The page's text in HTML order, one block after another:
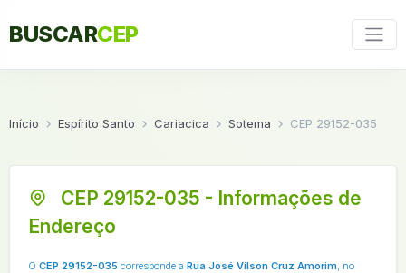
BUSCARCEP
Início Espírito Santo Cariacica Sotema CEP 29152-035
CEP 29152-035 - Informações de
Endereço
O CEP 29152-035 corresponde a Rua José Vilson Cruz Amorim, no